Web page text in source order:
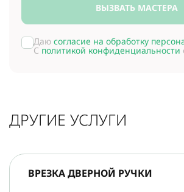
ВЫЗВАТЬ МАСТЕРА
Даю согласие на обработку
С политикой конфиденциальности
ДРУГИЕ УСЛУГИ
ВРЕЗКА ДВЕРНОЙ РУЧКИ